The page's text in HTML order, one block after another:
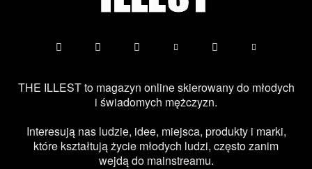
THE ILLEST to magazyn online skierowany do młodych
i świadomych mężczyzn.
Interesują nas ludzie, idee, miejsca, produkty i marki,
które kształtują życie młodych ludzi, często zanim
wejdą do mainstreamu.